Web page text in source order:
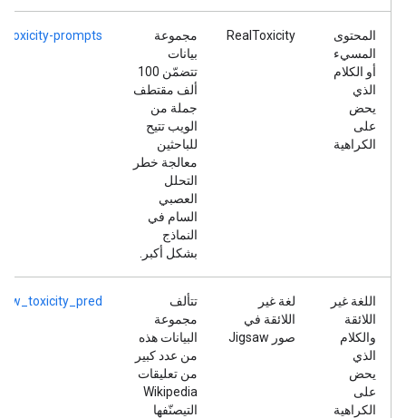
المحتوى
المسيء
أو الكلام
الذي
يحض
على
الكراهية
RealToxicity
مجموعة
بيانات
تتضمّن 100
ألف مقتطف
جملة من
الويب تتيح
للباحثين
معالجة خطر
التحلل
العصبي
السام في
النماذج
بشكل أكبر.
toxicity-prompts
اللغة غير
اللائقة
والكلام
الذي
يحض
على
الكراهية
لغة غير
اللائقة في
صور Jigsaw
تتألف
مجموعة
البيانات هذه
من عدد كبير
من تعليقات
Wikipedia
التيصنّفها